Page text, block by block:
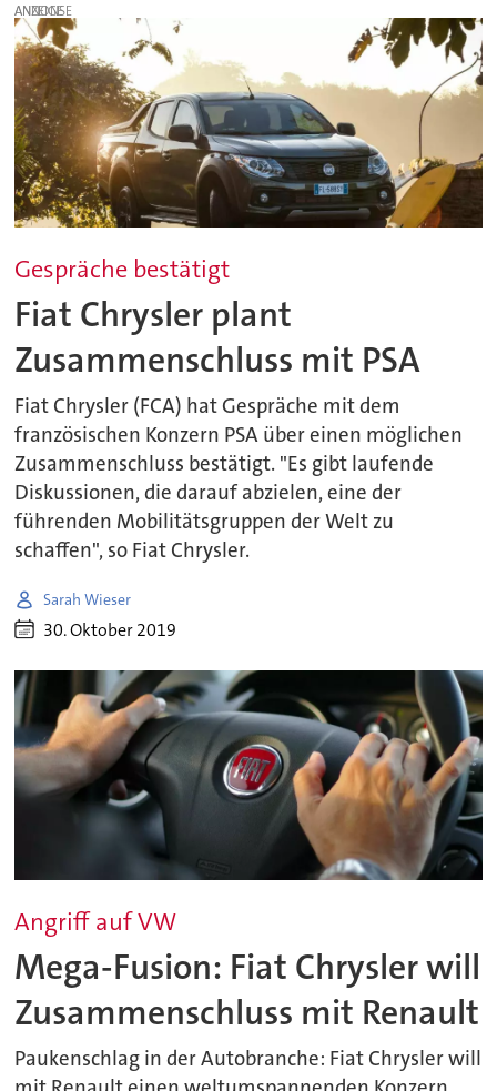
ANZEIGE
Gespräche bestätigt
Fiat Chrysler plant
Zusammenschluss mit PSA
Fiat Chrysler (FCA) hat Gespräche mit dem
französischen Konzern PSA über einen möglichen
Zusammenschluss bestätigt. "Es gibt laufende
Diskussionen, die darauf abzielen, eine der
führenden Mobilitätsgruppen der Welt zu
schaffen", so Fiat Chrysler.
Sarah Wieser
30. Oktober 2019
Angriff auf VW
Mega-Fusion: Fiat Chrysler will
Zusammenschluss mit Renault
Paukenschlag in der Autobranche: Fiat Chrysler will